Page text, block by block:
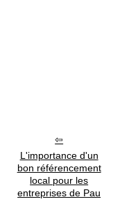
L'importance d'un
bon référencement
local pour les
entreprises de Pau